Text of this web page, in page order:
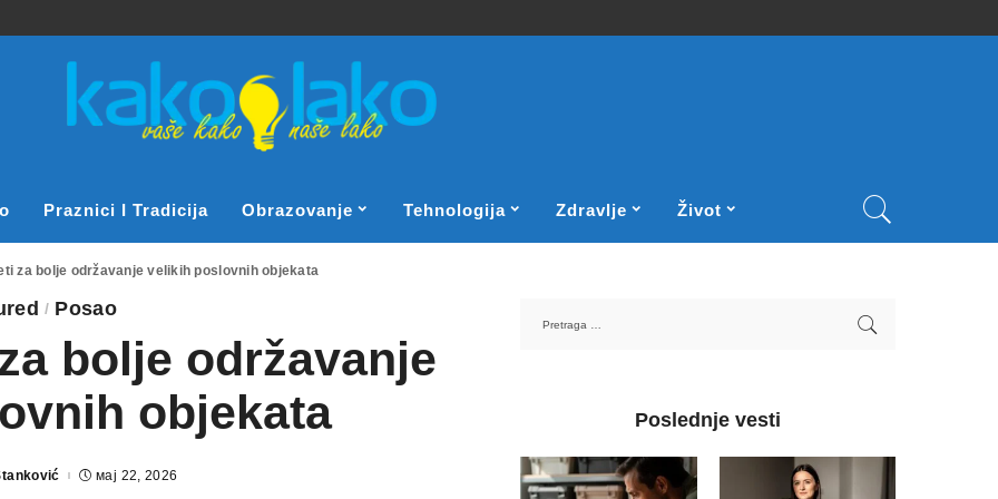
Praznici I Tradicija Obrazovanje Tehnologija Zdravlje Život
za bolje održavanje velikih poslovnih objekata
Posao
bolje održavanje
objekata
мај 22, 2026
Poslednje vesti